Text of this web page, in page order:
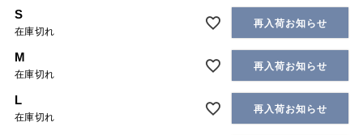
S
在庫切れ
再入荷お知らせ
M
在庫切れ
再入荷お知らせ
L
在庫切れ
再入荷お知らせ